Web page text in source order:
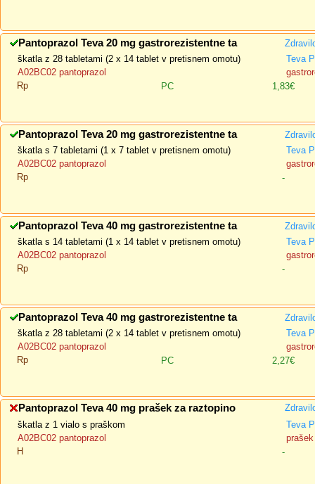
Pantoprazol Teva 20 mg gastrorezistentne ta
škatla z 28 tabletami (2 x 14 tablet v pretisnem omotu)
Teva
A02BC02 pantoprazol
Rp
PC 1,83€
Pantoprazol Teva 20 mg gastrorezistentne ta
škatla s 7 tabletami (1 x 7 tablet v pretisnem omotu)
Teva
A02BC02 pantoprazol
Rp
-
Pantoprazol Teva 40 mg gastrorezistentne ta
škatla s 14 tabletami (1 x 14 tablet v pretisnem omotu)
Teva
A02BC02 pantoprazol
Rp
-
Pantoprazol Teva 40 mg gastrorezistentne ta
škatla z 28 tabletami (2 x 14 tablet v pretisnem omotu)
Teva
A02BC02 pantoprazol
Rp
PC 2,27€
Pantoprazol Teva 40 mg prašek za raztopino
škatla z 1 vialo s praškom
Teva
A02BC02 pantoprazol
H
-